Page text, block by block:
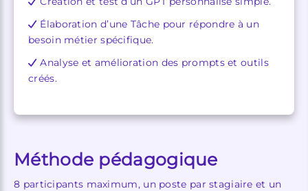
Élaboration d’une Tâche pour répondre à un
besoin métier spécifique.
Analyse et amélioration des prompts et outils
créés.
Méthode pédagogique
8 participants maximum, un poste par stagiaire et un